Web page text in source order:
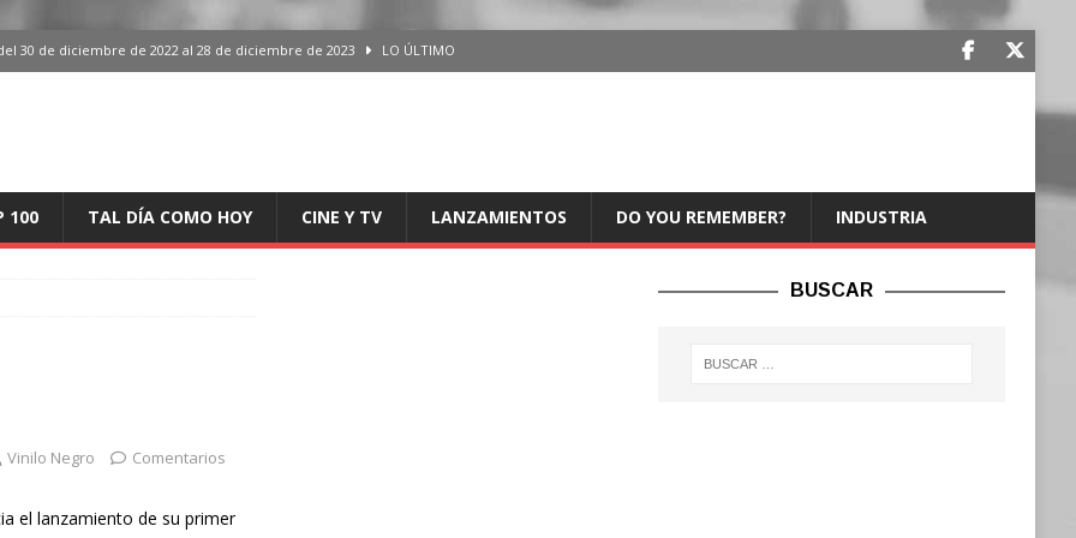
30 de diciembre de 2022 al 28 de diciembre de 2023 LO ÚLTIMO
España, del 30 de diciembre de 2022 al 28 de diciembre de 2023
en España, del 30 de diciembre de 2022 al 28 de diciembre de 2023 LO
100 TAL DÍA COMO HOY CINE Y TV LANZAMIENTOS DO YOU REMEMBER? INDUSTRIA
Vinilo Negro
Comentarios
el lanzamiento de su primer
BUSCAR